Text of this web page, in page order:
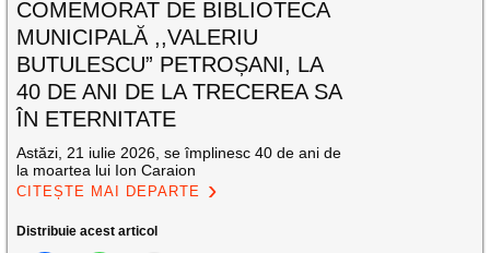
COMEMORAT DE BIBLIOTECA
MUNICIPALĂ ,,VALERIU
BUTULESCU” PETROȘANI, LA
40 DE ANI DE LA TRECEREA SA
ÎN ETERNITATE
Astăzi, 21 iulie 2026, se împlinesc 40 de ani de
la moartea lui Ion Caraion
CITEȘTE MAI DEPARTE
Distribuie acest articol